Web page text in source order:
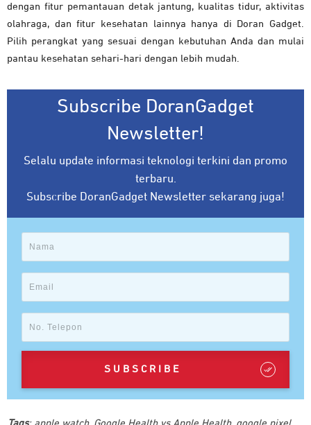
dengan fitur pemantauan detak jantung, kualitas tidur, aktivitas
olahraga, dan fitur kesehatan lainnya hanya di Doran Gadget.
Pilih perangkat yang sesuai dengan kebutuhan Anda dan mulai
pantau kesehatan sehari-hari dengan lebih mudah.
Subscribe DoranGadget
Newsletter!
Selalu update informasi teknologi terkini dan promo
terbaru.
Subscribe DoranGadget Newsletter sekarang juga!
SUBSCRIBE